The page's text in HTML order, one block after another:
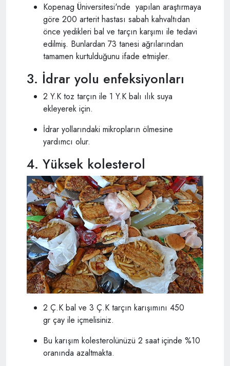
Kopenag Üniversitesi'nde yapılan araştırmaya
göre 200 arterit hastası sabah kahvaltıdan
önce yedikleri bal ve tarçın karşımı ile tedavi
edilmiş. Bunlardan 73 tanesi ağrılarından
tamamen kurtulduğunu ifade etmişler.
3. İdrar yolu enfeksiyonları
2 Y.K toz tarçın ile 1 Y.K balı ılık suya
ekleyerek için.
İdrar yollarındaki mikropların ölmesine
yardımcı olur.
4. Yüksek kolesterol
2 Ç.K bal ve 3 Ç.K tarçın karışımını 450
gr çay ile içmelisiniz.
Bu karışım kolesterolünüzü 2 saat içinde %10
oranında azaltmakta.